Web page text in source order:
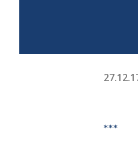
***